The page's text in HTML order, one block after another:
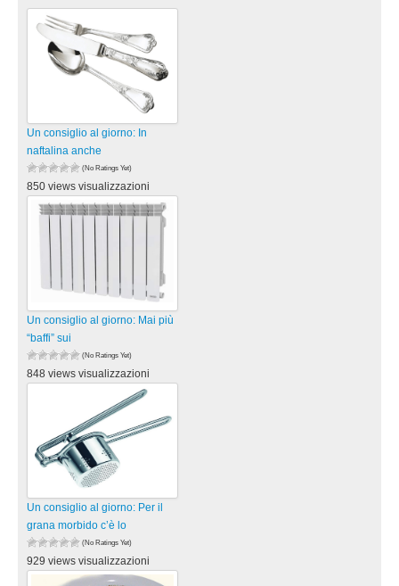
Un consiglio al giorno: In
naftalina anche
(No Ratings Yet)
850 views visualizzazioni
Un consiglio al giorno: Mai più
“baffi” sui
(No Ratings Yet)
848 views visualizzazioni
Un consiglio al giorno: Per il
grana morbido c’è lo
(No Ratings Yet)
929 views visualizzazioni